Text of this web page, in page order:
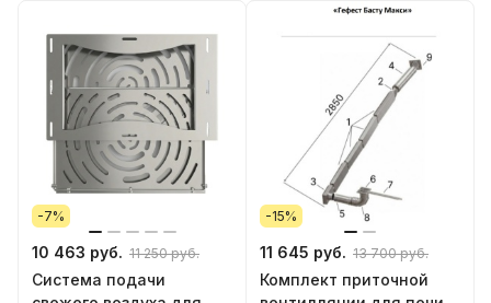
-7%
10 463 руб. 11 250 руб.
Система подачи
-15%
11 645 руб. 13 700 руб.
Комплект приточной